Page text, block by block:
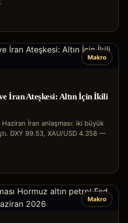
Makro
İran Ateşkesi: Altın İçin İkili
İran anlaşması: iki büyük
DXY 99.53, XAU/USD 4.358 —
Makro